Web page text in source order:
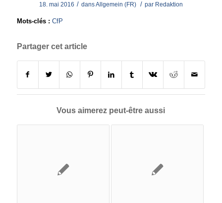
18. mai 2016 / dansAllgemein (FR) / par Redaktion
Mots-clés : CfP
Partager cet article
Vous aimerez peut-être aussi